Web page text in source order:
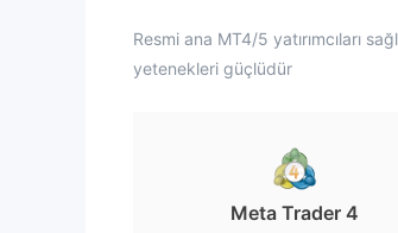
Resmi ana MT4/5 yatırımcıları
yetenekleri güçlüdür
Meta Trader 4